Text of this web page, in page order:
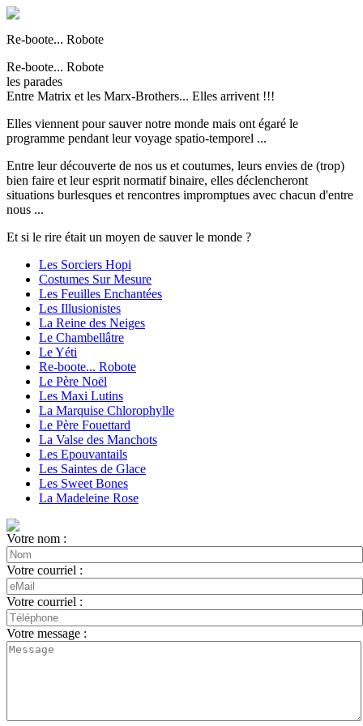
Re-boote... Robote
Re-boote... Robote
les parades
Entre Matrix et les Marx-Brothers... Elles arrivent !!!
Elles viennent pour sauver notre monde mais ont égaré le
programme pendant leur voyage spatio-temporel ...
Entre leur découverte de nos us et coutumes, leurs envies de (trop)
bien faire et leur esprit normatif binaire, elles déclencheront
situations burlesques et rencontres impromptues avec chacun d'entre
nous ...
Et si le rire était un moyen de sauver le monde ?
Les Sorciers Hopi
Costumes Sur Mesure
Les Feuilles Enchantées
Les Illusionistes
La Reine des Neiges
Le Chambellâtre
Le Yéti
Re-boote... Robote
Le Père Noël
Les Maxi Lutins
La Marquise Chlorophylle
Le Père Fouettard
La Valse des Manchots
Les Epouvantails
Les Saintes de Glace
Les Sweet Bones
La Madeleine Rose
Votre nom :
Votre courriel :
Votre courriel :
Votre message :